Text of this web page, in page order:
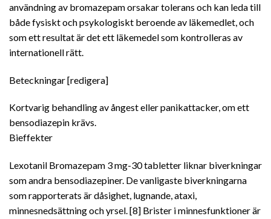
användning av bromazepam orsakar tolerans och kan leda till
både fysiskt och psykologiskt beroende av läkemedlet, och
som ett resultat är det ett läkemedel som kontrolleras av
internationell rätt.
Beteckningar [redigera]
Kortvarig behandling av ångest eller panikattacker, om ett
bensodiazepin krävs.
Bieffekter
Lexotanil Bromazepam 3 mg-30 tabletter liknar biverkningar
som andra bensodiazepiner. De vanligaste biverkningarna
som rapporterats är dåsighet, lugnande, ataxi,
minnesnedsättning och yrsel. [8] Brister i minnesfunktioner är